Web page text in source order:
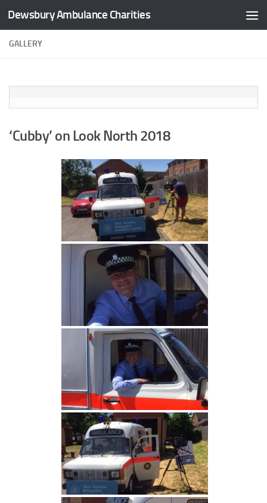
Skip to content
Dewsbury Ambulance Charities
GALLERY
‘Cubby’ on Look North 2018